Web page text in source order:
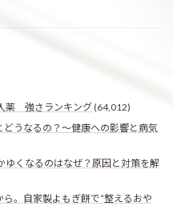
薬 強さランキング(64,012)
うなるの？〜健康への影響と病気
ゆくなるのはなぜ？原因と対策を解
。自家製よもぎ餅で“整えるおや